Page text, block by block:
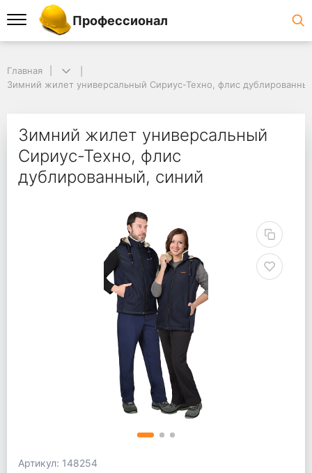
Профессионал
Главная
Зимний жилет универсальный Сириус-Техно, флис
Зимний жилет универсальный
Сириус-Техно, флис
дублированный, синий
Артикул: 148254